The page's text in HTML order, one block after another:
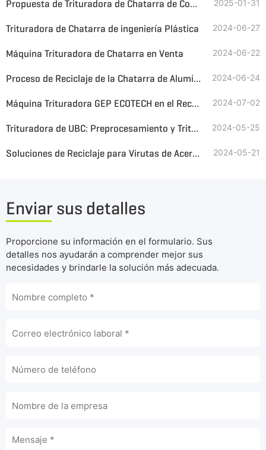
Propuesta de Trituradora de Chatarra de Cobre y Aluminio para Grandes Partes (Partes de Motor, Llantas, etc.) 2025-01-31
Trituradora de Chatarra de ingeniería Plástica 2024-06-27
Máquina Trituradora de Chatarra en Venta 2024-06-22
Proceso de Reciclaje de la Chatarra de Aluminio 2024-06-24
Máquina Trituradora GEP ECOTECH en el Reciclaje de Bidones de Aceite Usado 2024-07-02
Trituradora de UBC: Preprocesamiento y Triturado para la Recuperación Sostenible de Recursos 2024-05-25
Soluciones de Reciclaje para Virutas de Acero y Chatarra de Acero 2024-05-21
Enviar sus detalles
Proporcione su información en el formulario. Sus
detalles nos ayudarán a comprender mejor sus
necesidades y brindarle la solución más adecuada.